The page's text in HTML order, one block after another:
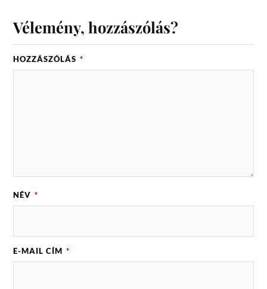
Vélemény, hozzászólás?
HOZZÁSZÓLÁS *
NÉV *
E-MAIL CÍM *